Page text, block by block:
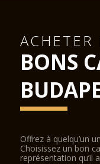
BONS
Offrez à quelqu’un
Choisissez un bon
représentation